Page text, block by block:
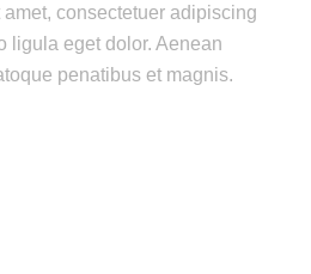
amet, consectetuer adipiscing
ligula eget dolor. Aenean
penatibus et magnis.